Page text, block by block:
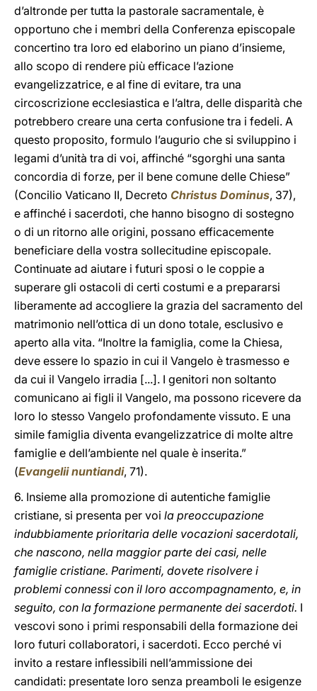
d’altronde per tutta la pastorale sacramentale, è
opportuno che i membri della Conferenza episcopale
concertino tra loro ed elaborino un piano d’insieme,
allo scopo di rendere più efficace l’azione
evangelizzatrice, e al fine di evitare, tra una
circoscrizione ecclesiastica e l’altra, delle disparità che
potrebbero creare una certa confusione tra i fedeli. A
questo proposito, formulo l’augurio che si sviluppino i
legami d’unità tra di voi, affinché “sgorghi una santa
concordia di forze, per il bene comune delle Chiese”
(Concilio Vaticano II, Decreto Christus Dominus, 37),
e affinché i sacerdoti, che hanno bisogno di sostegno
o di un ritorno alle origini, possano efficacemente
beneficiare della vostra sollecitudine episcopale.
Continuate ad aiutare i futuri sposi o le coppie a
superare gli ostacoli di certi costumi e a prepararsi
liberamente ad accogliere la grazia del sacramento del
matrimonio nell’ottica di un dono totale, esclusivo e
aperto alla vita. “Inoltre la famiglia, come la Chiesa,
deve essere lo spazio in cui il Vangelo è trasmesso e
da cui il Vangelo irradia [...]. I genitori non soltanto
comunicano ai figli il Vangelo, ma possono ricevere da
loro lo stesso Vangelo profondamente vissuto. E una
simile famiglia diventa evangelizzatrice di molte altre
famiglie e dell’ambiente nel quale è inserita.”
(Evangelii nuntiandi, 71).
6. Insieme alla promozione di autentiche famiglie
cristiane, si presenta per voi la preoccupazione
indubbiamente prioritaria delle vocazioni sacerdotali,
che nascono, nella maggior parte dei casi, nelle
famiglie cristiane. Parimenti, dovete risolvere i
problemi connessi con il loro accompagnamento, e, in
seguito, con la formazione permanente dei sacerdoti. I
vescovi sono i primi responsabili della formazione dei
loro futuri collaboratori, i sacerdoti. Ecco perché vi
invito a restare inflessibili nell’ammissione dei
candidati: presentate loro senza preamboli le esigenze